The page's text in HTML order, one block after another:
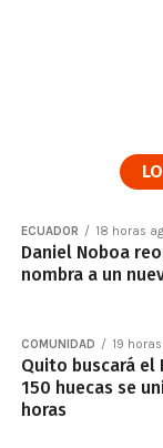
ECUADOR 18 horas
Daniel Noboa
nombra a un
COMUNIDAD 19
Quito buscará el
150 huecas se
horas